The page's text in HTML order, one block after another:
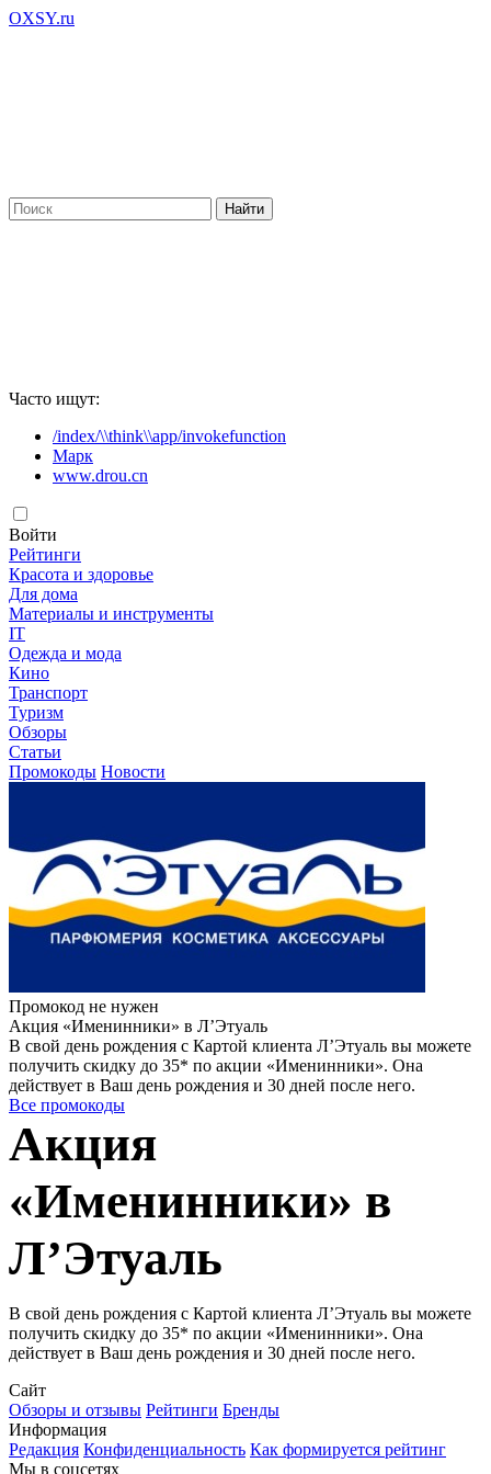
OXSY.ru
Часто ищут:
/index/\\think\\app/invokefunction
Марк
www.drou.cn
Войти
Рейтинги
Красота и здоровье
Для дома
Материалы и инструменты
IT
Одежда и мода
Кино
Транспорт
Туризм
Обзоры
Статьи
Промокоды Новости
Промокод не нужен
Акция «Именинники» в Л’Этуаль
В свой день рождения с Картой клиента Л’Этуаль вы можете
получить скидку до 35* по акции «Именинники». Она
действует в Ваш день рождения и 30 дней после него.
Все промокоды
Акция
«Именинники» в
Л’Этуаль
В свой день рождения с Картой клиента Л’Этуаль вы можете
получить скидку до 35* по акции «Именинники». Она
действует в Ваш день рождения и 30 дней после него.
Сайт
Обзоры и отзывы Рейтинги Бренды
Информация
Редакция Конфиденциальность Как формируется рейтинг
Мы в соцсетях